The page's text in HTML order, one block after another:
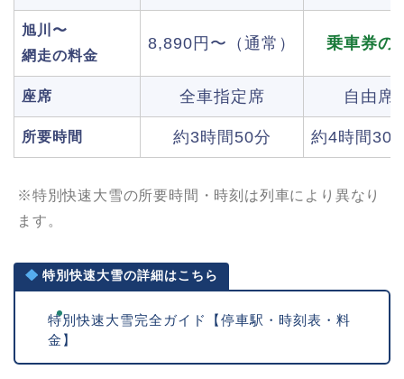
旭川〜
網走の料金
8,890円〜（通常） 乗車券の
座席 全車指定席 自由席
所要時間 約3時間50分 約4時間30
※特別快速大雪の所要時間・時刻は列車により異なり
ます。
特別快速大雪の詳細はこちら
特別快速大雪完全ガイド【停車駅・時刻表・料
金】